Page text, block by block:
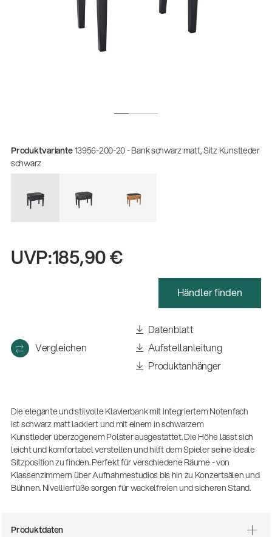
13860-200-25
Mit dabei, wenn Fußballgeschichte
geschrieben wird: Mikrofonieren am
Spielfeldrand
Produkte| 19.06.2026
Fachkraft für Metalltechnik Ausbildung
(m/w/d)
Ausbildung | freie Ausbildungsstellen
Gesamtkatalog 2026
(E-Paper)
Produktvariante13956-200-20 - Bank schwarz matt, Sitz Kunstleder
schwarz
UVP:185,90 €
Händler finden
Vergleichen
Datenblatt
Aufstellanleitung
Produktanhänger
Die elegante und stilvolle Klavierbank mit integriertem Notenfach
ist schwarz matt lackiertund mit einem in schwarzem
Kunstleder überzogenem Polster ausgestattet. Die Höhe lässt sich
leicht und komfortabel verstellen und hilft dem Spieler seine ideale
Sitzposition zu finden. Perfekt für verschiedene Räume - von
Klassenzimmern über Aufnahmestudios bis hin zu Konzertsälen und
Bühnen. Nivellierfüße sorgen für wackelfreien und sicheren Stand.
Produktdaten